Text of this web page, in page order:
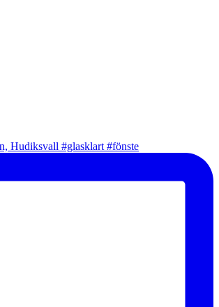
Hudiksvall #glasklart #fönste